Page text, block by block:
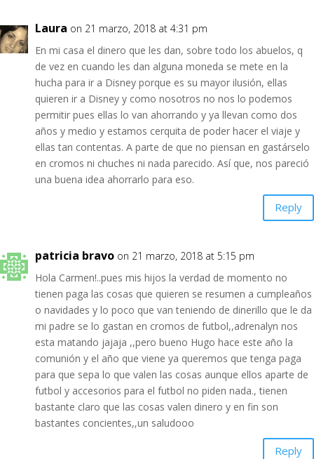
Laura on 21 marzo, 2018 at 4:31 pm
En mi casa el dinero que les dan, sobre todo los abuelos, q
de vez en cuando les dan alguna moneda se mete en la
hucha para ir a Disney porque es su mayor ilusión, ellas
quieren ir a Disney y como nosotros no nos lo podemos
permitir pues ellas lo van ahorrando y ya llevan como dos
años y medio y estamos cerquita de poder hacer el viaje y
ellas tan contentas. A parte de que no piensan en gastárselo
en cromos ni chuches ni nada parecido. Así que, nos pareció
una buena idea ahorrarlo para eso.
Reply
patricia bravo on 21 marzo, 2018 at 5:15 pm
Hola Carmen!..pues mis hijos la verdad de momento no
tienen paga las cosas que quieren se resumen a cumpleaños
o navidades y lo poco que van teniendo de dinerillo que le da
mi padre se lo gastan en cromos de futbol,,adrenalyn nos
esta matando jajaja ,,pero bueno Hugo hace este año la
comunión y el año que viene ya queremos que tenga paga
para que sepa lo que valen las cosas aunque ellos aparte de
futbol y accesorios para el futbol no piden nada., tienen
bastante claro que las cosas valen dinero y en fin son
bastantes concientes,,un saludooo
Reply